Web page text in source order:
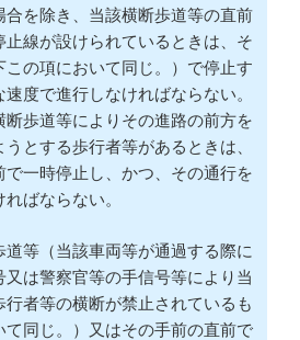
合を除き、当該横断歩道等の直前
止線が設けられているときは、そ
の項において同じ。）で停止す
度で進行しなければならない。
断歩道等によりその進路の前方を
とする歩行者等があるときは、
で一時停止し、かつ、その通行を
ばならない。
等（当該車両等が通過する際に
は警察官等の手信号等により当
者等の横断が禁止されているも
同じ。）又はその手前の直前で